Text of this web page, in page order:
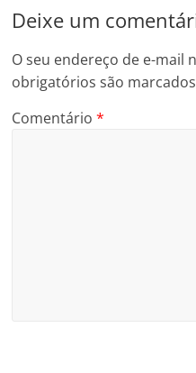
Deixe um
O seu endereço de e-mail
obrigatórios são
Comentário*